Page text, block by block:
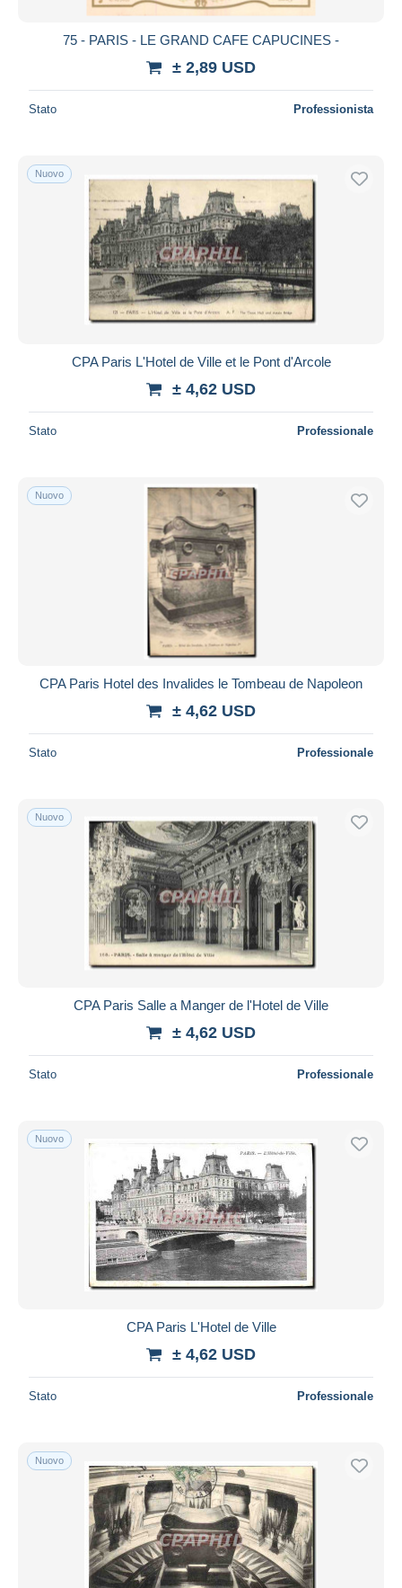
75 - PARIS - LE GRAND CAFE CAPUCINES -
± 2,89 USD
Stato Professionista
Nuovo
CPA Paris L'Hotel de Ville et le Pont d'Arcole
± 4,62 USD
Stato Professionale
Nuovo
CPA Paris Hotel des Invalides le Tombeau de Napoleon
± 4,62 USD
Stato Professionale
Nuovo
CPA Paris Salle a Manger de l'Hotel de Ville
± 4,62 USD
Stato Professionale
Nuovo
CPA Paris L'Hotel de Ville
± 4,62 USD
Stato Professionale
Nuovo